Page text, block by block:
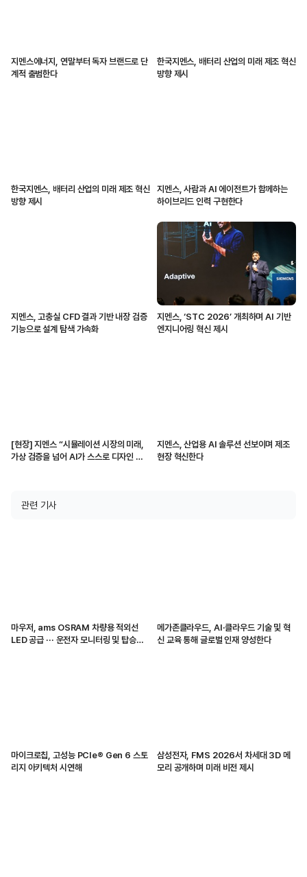
지멘스에너지, 연말부터 독자 브랜드로 단
계적 출범한다
한국지멘스, 배터리 산업의 미래 제조 혁신
방향 제시
한국지멘스, 배터리 산업의 미래 제조 혁신
방향 제시
지멘스, 사람과 AI 에이전트가 함께하는
하이브리드 인력 구현한다
지멘스, 고충실 CFD 결과 기반 내장 검증
기능으로 설계 탐색 가속화
지멘스, ‘STC 2026’ 개최하며 AI 기반
엔지니어링 혁신 제시
[현장] 지멘스 “시뮬레이션 시장의 미래,
가상 검증을 넘어 AI가 스스로 디자인 생
지멘스, 산업용 AI 솔루션 선보이며 제조
현장 혁신한다
관련 기사
마우저, ams OSRAM 차량용 적외선
LED 공급 ··· 운전자 모니터링 및 탑승자
메가존클라우드, AI·클라우드 기술 및 혁
신 교육 통해 글로벌 인재 양성한다
마이크로칩, 고성능 PCIe® Gen 6 스토
리지 아키텍처 시연해
삼성전자, FMS 2026서 차세대 3D 메
모리 공개하며 미래 비전 제시